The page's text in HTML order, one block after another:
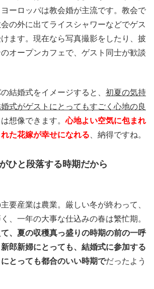
ーロッパは教会婚が主流です。教会で
の外に出てライスシャワーなどでゲス
けます。現在なら写真撮影をしたり、披
オープンカフェで、ゲスト同士が歓談
結婚式をイメージすると、 初夏の気持
式がゲストにとってもすごく心地の良
想像できます。心地よい空気に包まれ
た花嫁が幸せになれる 、納得ですね。
ひと段落する時期だから
要産業は農業。厳しい冬が終わって、
、一年の大事な仕込みの春は繁忙期。
、夏の収穫真っ盛りの時期の前の一呼
新郎新婦にとっても、結婚式に参加する
とっても都合のいい時期でだったよう